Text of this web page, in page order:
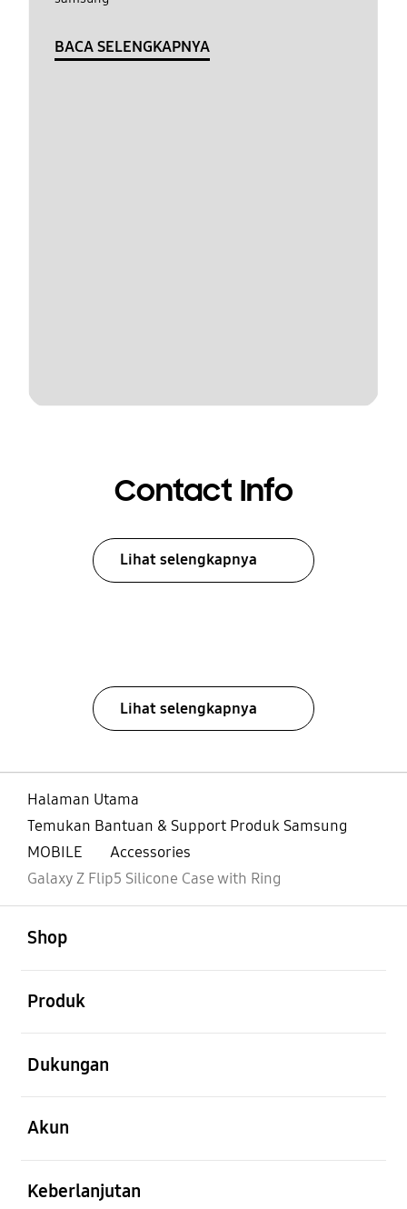
BACA SELENGKAPNYA
Contact Info
Lihat selengkapnya
Lihat selengkapnya
Halaman Utama
Temukan Bantuan & Support Produk Samsung
MOBILE
Accessories
Galaxy Z Flip5 Silicone Case with Ring
Shop
Produk
Dukungan
Akun
Keberlanjutan